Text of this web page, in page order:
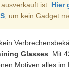
ist. Hier
, um kein Gadget
Glasses. Mit
Motiven alles